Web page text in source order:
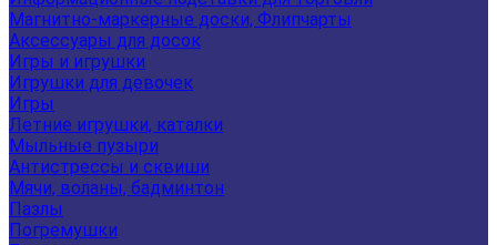
Магнитно-маркерные доски, Флипчарты
Аксессуары для досок
Игры и игрушки
Игрушки для девочек
Игры
Летние игрушки, каталки
Мыльные пузыри
Антистрессы и сквиши
Мячи, воланы, бадминтон
Пазлы
Погремушки